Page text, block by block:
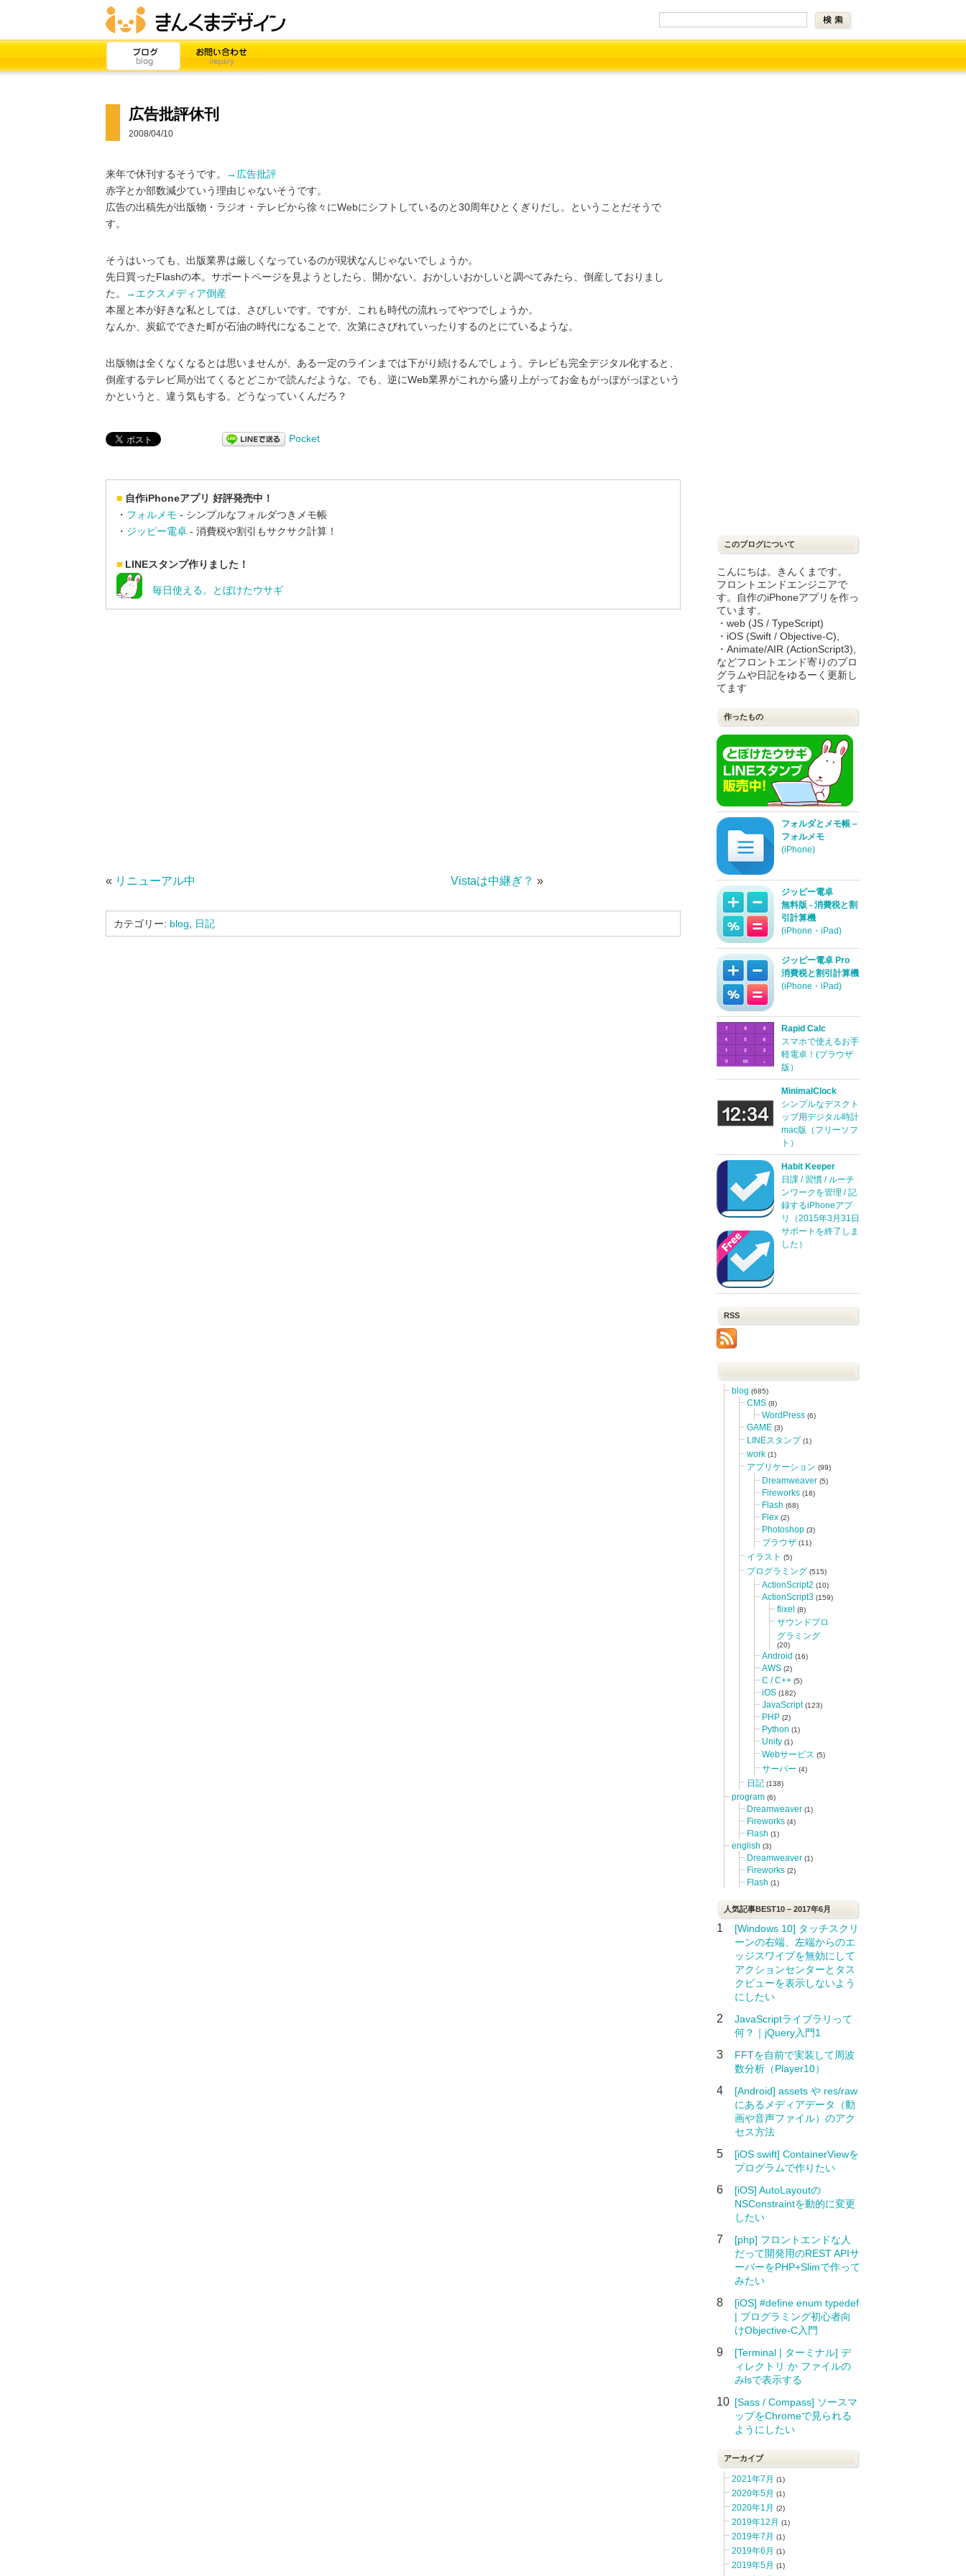
広告批評休刊
2008/04/10
来年で休刊するそうです。
→広告批評
赤字とか部数減少ていう理由じゃないそうです。
広告の出稿先が出版物・ラジオ・テレビから徐々にWebにシフトしているのと30周年ひとくぎりだし。ということだそうで
す。
そうはいっても、出版業界は厳しくなっているのが現状なんじゃないでしょうか。
先日買ったFlashの本。サポートページを見ようとしたら、開かない。おかしいおかしいと調べてみたら、倒産しておりまし
た。
→エクスメディア倒産
本屋と本が好きな私としては、さびしいです。ですが、これも時代の流れってやつでしょうか。
なんか、炭鉱でできた町が石油の時代になることで、次第にさびれていったりするのとにているような。
出版物は全くなくなるとは思いませんが、ある一定のラインまでは下がり続けるんでしょう。テレビも完全デジタル化すると、
倒産するテレビ局が出てくるとどこかで読んだような。でも、逆にWeb業界がこれから盛り上がってお金もがっぽがっぽという
かというと、違う気もする。どうなっていくんだろ？
Pocket
■ 自作iPhoneアプリ 好評発売中！
・ フォルメモ - シンプルなフォルダつきメモ帳
・ ジッピー電卓 - 消費税や割引もサクサク計算！
■ LINEスタンプ作りました！
毎日使える。とぼけたウサギ
« リニューアル中 Vistaは中継ぎ？ »
カテゴリー: blog 日記
このブログについて
こんにちは。きんくまです。
フロントエンドエンジニアで
す。自作のiPhoneアプリを作っ
ています。
・web (JS / TypeScript)
・iOS (Swift / Objective-C),
・Animate/AIR (ActionScript3),
などフロントエンド寄りのプロ
グラムや日記をゆるーく更新し
てます
作ったもの
フォルダとメモ帳 –
フォルメモ
(iPhone)
ジッピー電卓
無料版 - 消費税と割
引計算機
(iPhone・iPad)
ジッピー電卓 Pro
消費税と割引計算機
(iPhone・iPad)
Rapid Calc
スマホで使えるお手
軽電卓！(ブラウザ
版）
MinimalClock
シンプルなデスクト
ップ用デジタル時計
mac版（フリーソフ
ト）
Habit Keeper
日課 / 習慣 / ルーチ
ンワークを管理 / 記
録するiPhoneアプ
リ（2015年3月31日
サポートを終了しま
した）
RSS
blog (685)
CMS (8)
WordPress (6)
GAME (3)
LINEスタンプ (1)
work (1)
アプリケーション (99)
Dreamweaver (5)
Fireworks (18)
Flash (68)
Flex (2)
Photoshop (3)
ブラウザ (11)
イラスト (5)
プログラミング (515)
ActionScript2 (10)
ActionScript3 (159)
flixel (8)
サウンドプロ
グラミング
(20)
Android (16)
AWS (2)
C / C++ (5)
iOS (182)
JavaScript(123)
PHP (2)
Python (1)
Unity (1)
Webサービス (5)
サーバー (4)
日記 (138)
program (6)
Dreamweaver (1)
Fireworks (4)
Flash (1)
english (3)
Dreamweaver (1)
Fireworks (2)
Flash (1)
人気記事BEST10 – 2017年6月
1
[Windows 10] タッチスクリ
ーンの右端、左端からのエ
ッジスワイプを無効にして
アクションセンターとタス
クビューを表示しないよう
にしたい
2
JavaScriptライブラリって
何？｜jQuery入門1
3
FFTを自前で実装して周波
数分析（Player10）
4
[Android] assets や res/raw
にあるメディアデータ（動
画や音声ファイル）のアク
セス方法
5
[iOS swift] ContainerViewを
プログラムで作りたい
6
[iOS] AutoLayoutの
NSConstraintを動的に変更
したい
7
[php] フロントエンドな人
だって開発用のREST APIサ
ーバーをPHP+Slimで作って
みたい
8
[iOS] #define enum typedef
| プログラミング初心者向
けObjective-C入門
9
[Terminal | ターミナル] デ
ィレクトリ か ファイルの
みlsで表示する
10 [Sass / Compass] ソースマ
ップをChromeで見られる
ようにしたい
アーカイブ
2021年7月 (1)
2020年5月 (1)
2020年1月 (2)
2019年12月 (1)
2019年7月 (1)
2019年6月 (1)
2019年5月 (1)